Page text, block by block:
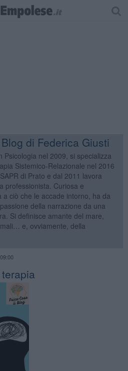
di Federica Giusti
Psicologia nel 2009, si specializza
Sistemico-Relazionale nel 2016
di Prato e dal 2011 lavora
professionista. Curiosa e
a ciò che le accade intorno, ha da
della narrazione da una
Si definisce amante del mare,
e, ovviamente, della